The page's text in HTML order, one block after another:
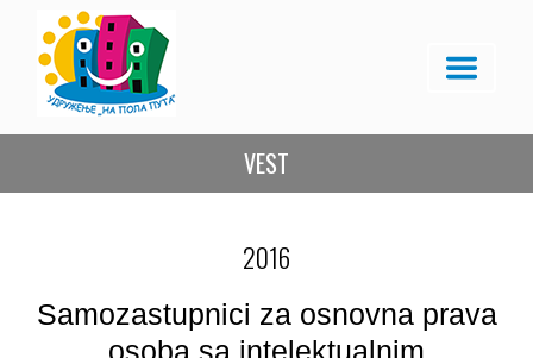
VEST
2016
Samozastupnici za osnovna prava
osoba sa intelektualnim